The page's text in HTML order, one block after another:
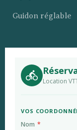
Guidon réglable